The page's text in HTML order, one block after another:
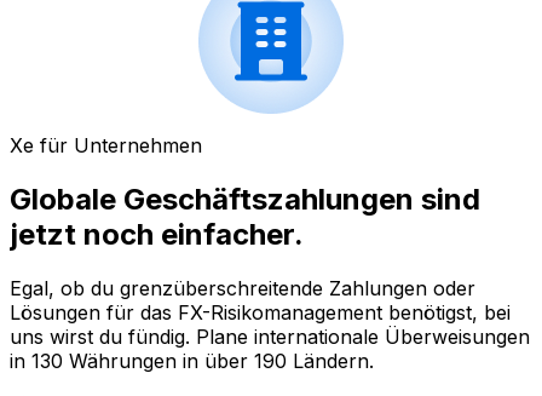
Xe für Unternehmen
Globale Geschäftszahlungen sind
jetzt noch einfacher.
Egal, ob du grenzüberschreitende Zahlungen oder
Lösungen für das FX-Risikomanagement benötigst, bei
uns wirst du fündig. Plane internationale Überweisungen
in 130 Währungen in über 190 Ländern.